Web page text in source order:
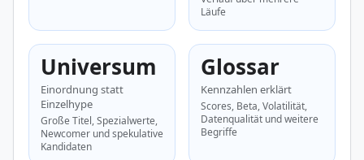
Läufe
Universum
Einordnung statt
Einzelhype
Große Titel, Spezialwerte,
Newcomer und spekulative
Kandidaten
Glossar
Kennzahlen erklärt
Scores, Beta, Volatilität,
Datenqualität und weitere
Begriffe